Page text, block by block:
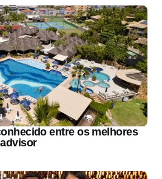
entre os melhores